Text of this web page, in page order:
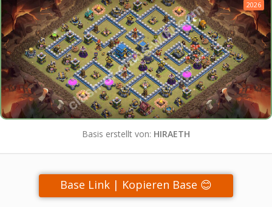
2026
Basis erstellt von: HIRAETH
Base Link | Kopieren Base 😊